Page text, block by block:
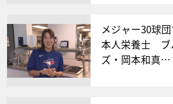
メジャー30球
本人栄養士 ブ
ズ・岡本和真…